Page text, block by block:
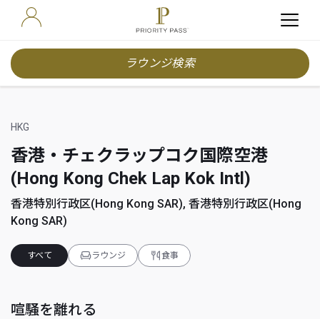
ラウンジ検索
HKG
香港・チェクラップコク国際空港
(Hong Kong Chek Lap Kok Intl)
香港特別行政区(Hong Kong SAR), 香港特別行政区(Hong
Kong SAR)
すべて ラウンジ 食事
喧騒を離れる